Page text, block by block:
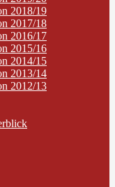
2018/19
2017/18
2016/17
2015/16
2014/15
2013/14
2012/13